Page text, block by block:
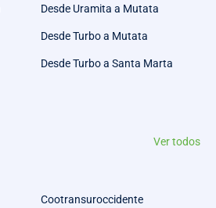
Desde Uramita a Mutata
Desde Turbo a Mutata
Desde Turbo a Santa Marta
Ver todos
Cootransuroccidente